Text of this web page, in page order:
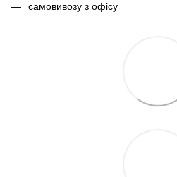
самовивозу з офісу